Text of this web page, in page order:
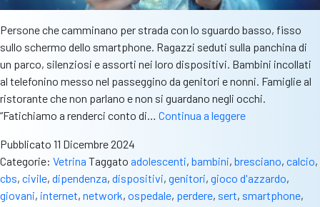
Persone che camminano per strada con lo sguardo basso, fisso
sullo schermo dello smartphone. Ragazzi seduti sulla panchina di
un parco, silenziosi e assorti nei loro dispositivi. Bambini incollati
al telefonino messo nel passeggino da genitori e nonni. Famiglie al
ristorante che non parlano e non si guardano negli occhi.
“Fatichiamo a renderci conto di… Continua a leggereDispositivi,
full
time.
L’allarme
Pubblicato 11 Dicembre 2024
Categorie: Vetrina Taggato adolescenti, bambini, bresciano, calcio,
cbs, civile, dipendenza, dispositivi, genitori, gioco d'azzardo,
giovani, internet, network, ospedale, perdere, sert, smartphone,